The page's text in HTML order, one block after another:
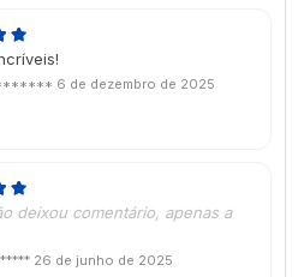
6 de dezembro de 2025
deixou comentário, apenas a
26 de junho de 2025